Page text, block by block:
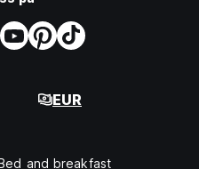
EUR
and breakfast